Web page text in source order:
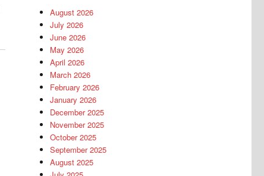
August 2026
July 2026
June 2026
May 2026
April 2026
March 2026
February 2026
January 2026
December 2025
November 2025
October 2025
September 2025
August 2025